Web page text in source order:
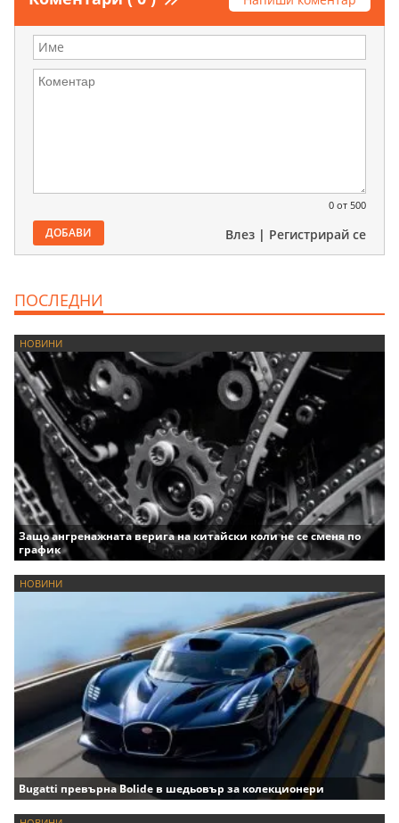
0 от 500
ДОБАВИ Влез | Регистрирай се
ПОСЛЕДНИ
НОВИНИ
Защо ангренажната верига на китайски коли не се сменя по
график
НОВИНИ
Bugatti превърна Bolide в шедьовър за колекционери